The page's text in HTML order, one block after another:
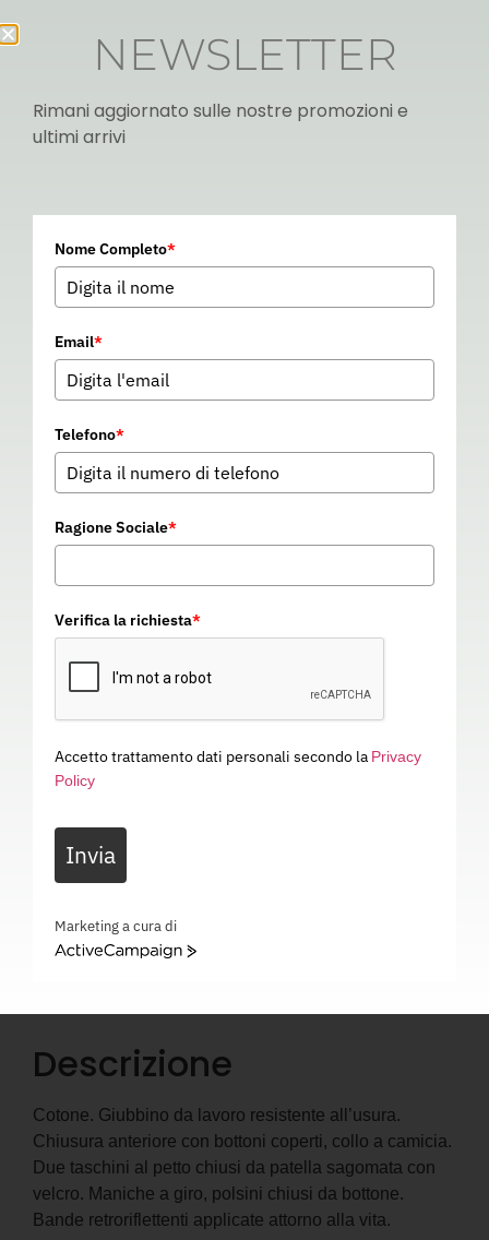
GIUBBINO ARES
C02002 Categoria
GIUBBINO ARES – EN ISO 13688 – C02002
Descrizione
Cotone. Giubbino da lavoro resistente all’usura.
Chiusura anteriore con bottoni coperti, collo a camicia.
Due taschini al petto chiusi da patella sagomata con
velcro. Maniche a giro, polsini chiusi da bottone.
Bande retroriflettenti applicate attorno alla vita.
NEWSLETTER
Rimani aggiornato sulle nostre promozioni e
ultimi arrivi
Nome Completo*
Email*
Telefono*
Ragione Sociale*
Verifica la richiesta*
Accetto trattamento dati personali secondo la Privacy
Policy
Invia
Marketing a cura di
ActiveCampaign